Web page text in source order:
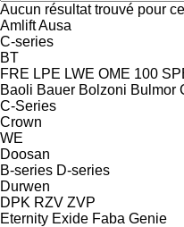
Aucun résultat trouvé pour
AmliftAusa
C-series
BT
FRE LPE LWE OME 100
Baoli Bauer Bolzoni Bulmor
C-Series
Crown
WE
Doosan
B-series D-series
Durwen
DPK RZV ZVP
Eternity Exide Faba Genie